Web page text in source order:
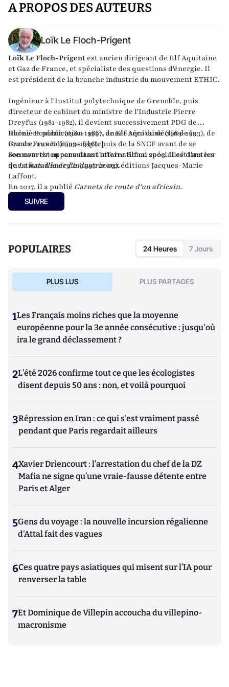
A PROPOS DES AUTEURS
Loïk Le Floch-Prigent
Loïk Le Floch-Prigent est ancien dirigeant de Elf Aquitaine
et Gaz de France, et spécialiste des questions d'énergie. Il
est président de la branche industrie du mouvement ETHIC.
Ingénieur à l'Institut polytechnique de Grenoble, puis
directeur de cabinet du ministre de l'Industrie Pierre
Dreyfus (1981-1982), il devient successivement PDG de
Rhône-Poulenc (1982-1986), de Elf Aquitaine (1989-1993), de
Gaz de France (1993-1996), puis de la SNCF avant de se
reconvertir en consultant international spécialisé dans les
questions d'énergie (1997-2003).
Dernière publication :1997, année zéro du déclin de la
France, aux Editions Elytel.
Son nom est apparu dans l'affaire Elf en 2003. Il est l'auteur
deLa bataille de l'industrieaux éditions Jacques-Marie
Laffont.
En 2017, il a publié Carnets de route d'un africain.
SUIVRE
POPULAIRES 24 Heures 7 Jours
PLUS LUS PLUS PARTAGES
1Les Français moins riches que la moyenne
européenne pour la 3e année consécutive : jusqu'où
ira le grand déclassement ?
2L’été 2026 confirme tout ce que les écologistes
disent depuis 50 ans : non, et voilà pourquoi
3Répression en Iran : ce qui s'est vraiment passé
pendant que Paris regardait ailleurs
4Xavier Driencourt : l’arrestation du chef de la DZ
Mafia ne signe qu’une vraie-fausse détente entre
Paris et Alger
5Gens du voyage : la nouvelle incursion régalienne
d'Attal fait des vagues
6Ces quatre pays asiatiques qui misent sur l’IA pour
renverser la table
7Et Dominique de Villepin accoucha du villepino-
macronisme